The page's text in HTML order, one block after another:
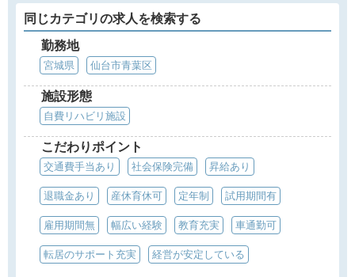
同じカテゴリの求人を検索する
勤務地
宮城県 仙台市青葉区
施設形態
自費リハビリ施設
こだわりポイント
交通費手当あり 社会保険完備 昇給あり
退職金あり 産休育休可 定年制 試用期間有
雇用期間無 幅広い経験 教育充実 車通勤可
転居のサポート充実 経営が安定している